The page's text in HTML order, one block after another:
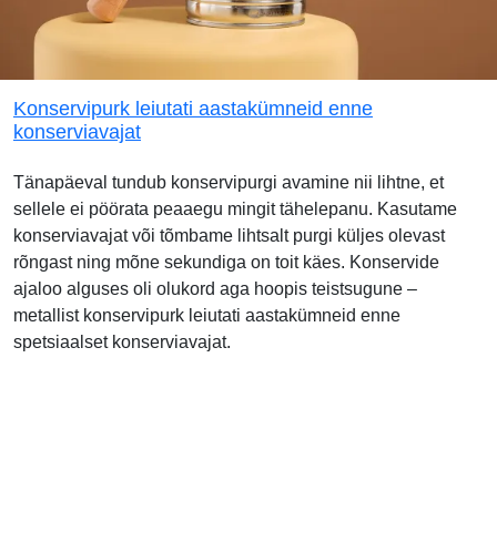
Konservipurk leiutati aastakümneid enne
konserviavajat
Tänapäeval tundub konservipurgi avamine nii lihtne, et
sellele ei pöörata peaaegu mingit tähelepanu. Kasutame
konserviavajat või tõmbame lihtsalt purgi küljes olevast
rõngast ning mõne sekundiga on toit käes. Konservide
ajaloo alguses oli olukord aga hoopis teistsugune –
metallist konservipurk leiutati aastakümneid enne
spetsiaalset konserviavajat.